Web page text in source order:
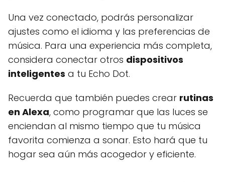
Una vez conectado, podrás personalizar
ajustes como el idioma y las preferencias de
música. Para una experiencia más completa,
considera conectar otros dispositivos
inteligentes a tu Echo Dot.
Recuerda que también puedes crear rutinas
en Alexa, como programar que las luces se
enciendan al mismo tiempo que tu música
favorita comienza a sonar. Esto hará que tu
hogar sea aún más acogedor y eficiente.